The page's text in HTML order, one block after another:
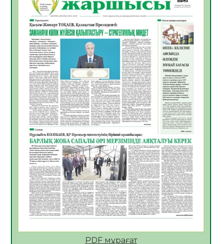
Инфекциялық ауруларға қарсы иммундау
жұмыстарының тиімділігі
06.08.2026
34
Көкжөтел ауруы туралы
06.08.2026
32
АПВ вакцинасы туралы мәлімет
06.08.2026
32
Open Air: Қызылорда облысы полиция
департаменті 20 мыңнан астам
көрерменнің қауіпсіздігін қамтамасыз етті
06.08.2026
42
ҚЫЗЫЛОРДАДА «САНАЛЫ ҰРПАҚ –
ЖАРҚЫН БОЛАШАҚ» АТТЫ КЕҢЕЙТІЛГЕН
МӘЖІЛІС ӨТТІ
05.08.2026
44
Қазақстан Орталық Азиядағы көшуге ең
PDF мұрағат